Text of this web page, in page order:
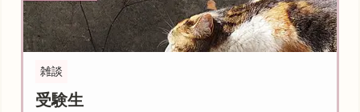
雑談
受験生